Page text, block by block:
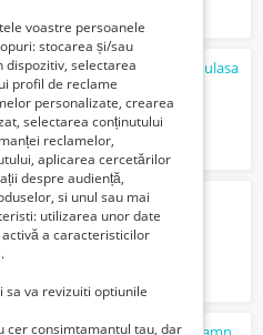
auto scimbare garnitura chiulasa
de apartament
voastre persoanele
stocarea și/sau
dispozitiv, selectarea
profil de reclame
personalizate, crearea
selectarea conținutului
reclamelor,
aplicarea cercetărilor
despre audiență,
si unul sau mai
utilizarea unor date
a caracteristicilor
sa va revizuiti optiunile
cer consimtamantul tau, dar